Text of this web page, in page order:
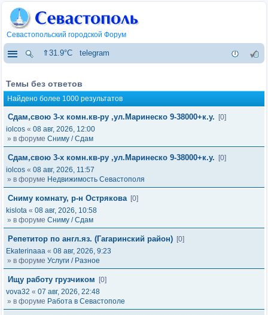
Севастопольский городской Форум
⇑31.9°C telegram
Темы без ответов
Найдено более 1000 результатов
Сдам,свою 3-х комн.кв-ру ,ул.Маринеско 9-38000+к.у.
[0]
iolcos « 08 авг, 2026, 12:00
» в форуме Сниму / Сдам
Сдам,свою 3-х комн.кв-ру ,ул.Маринеско 9-38000+к.у.
[0]
iolcos « 08 авг, 2026, 11:57
» в форуме Недвижимость Севастополя
Сниму комнату, р-н Острякова [0]
kislota « 08 авг, 2026, 10:58
» в форуме Сниму / Сдам
Репетитор по англ.яз. (Гагаринский район) [0]
Ekaterinaaa « 08 авг, 2026, 9:23
» в форуме Услуги / Разное
Ищу работу грузчиком
[0]
vova32 « 07 авг, 2026, 22:48
» в форуме Работа в Севастополе